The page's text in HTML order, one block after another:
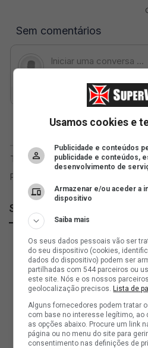
SuperVasco
Usamos cookies e
Publicidade e conteúdos
publicidade e conteúdos,
desenvolvimento de
Armazenar e/ou aceder a
dispositivo
Saiba mais
Os seus dados pessoais vão ser
do seu dispositivo (cookies,
dados do dispositivo) podem ser
partilhadas com 544 parceiros ou
este site. Nós e os nossos
geolocalização precisos.Lista de
Alguns fornecedores podem tratar
com base no interesse legítimo, ao
as opções abaixo. Procure um link
página ou no menu do site para
consentimento nas definições de